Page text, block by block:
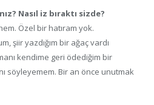
Nasıl iz bıraktı sizde?
Özel bir hatıram yok.
şiir yazdığım bir ağaç vardı
kendime geri ödediğim bir
söyleyemem. Bir an önce unutmak